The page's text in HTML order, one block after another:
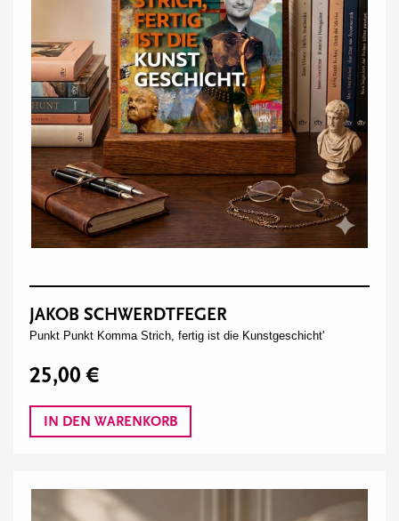
JAKOB SCHWERDTFEGER
Punkt Punkt Komma Strich, fertig ist die Kunstgeschicht'
25,00 €
IN DEN WARENKORB